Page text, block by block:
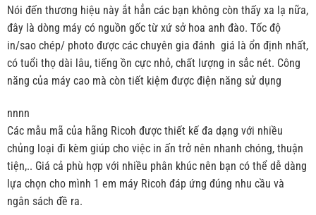
Nói đến thương hiệu này ắt hẳn các bạn không còn thấy xa lạ nữa,
đây là dòng máy có nguồn gốc từ xứ sở hoa anh đào. Tốc độ
in/sao chép/ photo được các chuyên gia đánh giá là ổn định nhất,
có tuổi thọ dài lâu, tiếng ồn cực nhỏ, chất lượng in sắc nét. Công
năng của máy cao mà còn tiết kiệm được điện năng sử dụng
nnnn
Các mẫu mã của hãng Ricoh được thiết kế đa dạng với nhiều
chủng loại đi kèm giúp cho việc in ấn trở nên nhanh chóng, thuận
tiện,.. Giá cả phù hợp với nhiều phân khúc nên bạn có thể dễ dàng
lựa chọn cho mình 1 em máy Ricoh đáp ứng đúng nhu cầu và
ngân sách đề ra.